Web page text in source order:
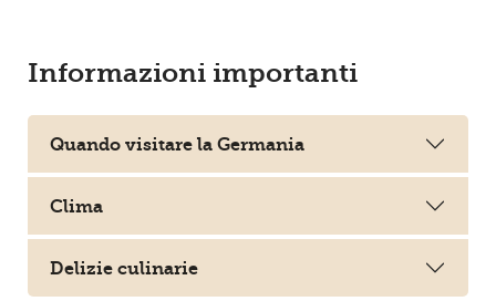
Informazioni importanti
Quando visitare la Germania
Clima
Delizie culinarie